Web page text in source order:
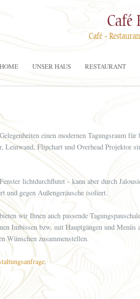
Café
Café -
HOME UNSER HAUS RESTAURANT
einen modernen Tagungsraum
Leinwand, Flipchart und Overhead Projektor
lichtdurchflutet - kann aber durch
und gegen Außengeräusche isoliert.
wir Ihnen auch passende
Imbissen bzw. mit Hauptgängen und
Wünschen zusammenstellen.
.